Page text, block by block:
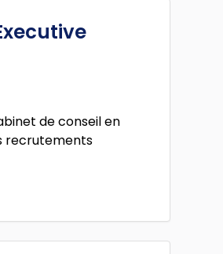
de conseil en
recrutements